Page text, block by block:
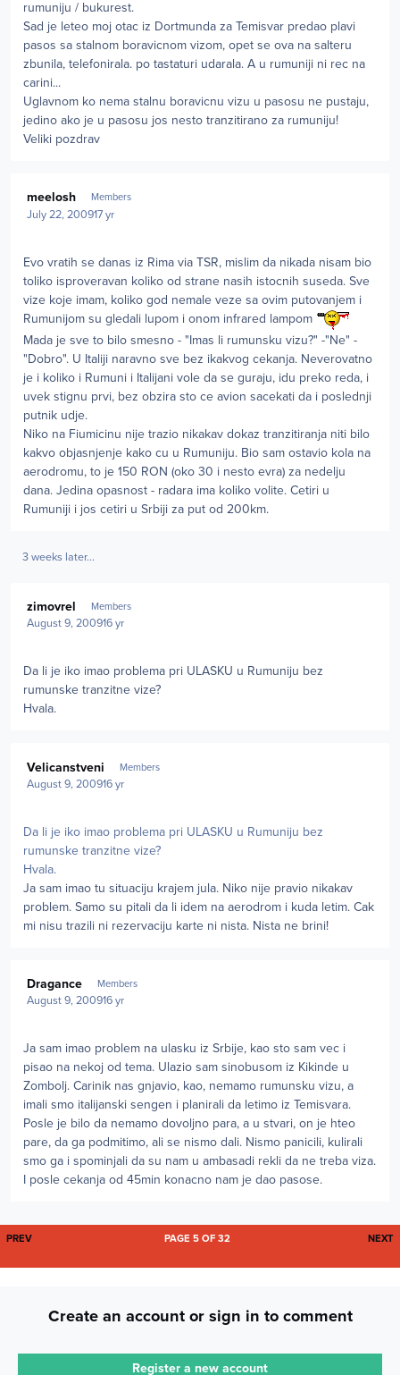
rumuniju / bukurest.
Sad je leteo moj otac iz Dortmunda za Temisvar predao plavi
pasos sa stalnom boravicnom vizom, opet se ova na salteru
zbunila, telefonirala. po tastaturi udarala. A u rumuniji ni rec na
carini...
Uglavnom ko nema stalnu boravicnu vizu u pasosu ne pustaju,
jedino ako je u pasosu jos nesto tranzitirano za rumuniju!
Veliki pozdrav
meelosh Members
July 22, 200917 yr
Evo vratih se danas iz Rima via TSR, mislim da nikada nisam bio
toliko isproveravan koliko od strane nasih istocnih suseda. Sve
vize koje imam, koliko god nemale veze sa ovim putovanjem i
Rumunijom su gledali lupom i onom infrared lampom
Mada je sve to bilo smesno - "Imas li rumunsku vizu?" -"Ne" -
"Dobro". U Italiji naravno sve bez ikakvog cekanja. Neverovatno
je i koliko i Rumuni i Italijani vole da se guraju, idu preko reda, i
uvek stignu prvi, bez obzira sto ce avion sacekati da i poslednji
putnik udje.
Niko na Fiumicinu nije trazio nikakav dokaz tranzitiranja niti bilo
kakvo objasnjenje kako cu u Rumuniju. Bio sam ostavio kola na
aerodromu, to je 150 RON (oko 30 i nesto evra) za nedelju
dana. Jedina opasnost - radara ima koliko volite. Cetiri u
Rumuniji i jos cetiri u Srbiji za put od 200km.
3 weeks later...
zimovrel Members
August 9, 200916 yr
Da li je iko imao problema pri ULASKU u Rumuniju bez
rumunske tranzitne vize?
Hvala.
Velicanstveni Members
August 9, 200916 yr
Da li je iko imao problema pri ULASKU u Rumuniju bez
rumunske tranzitne vize?
Hvala.
Ja sam imao tu situaciju krajem jula. Niko nije pravio nikakav
problem. Samo su pitali da li idem na aerodrom i kuda letim. Cak
mi nisu trazili ni rezervaciju karte ni nista. Nista ne brini!
Dragance Members
August 9, 200916 yr
Ja sam imao problem na ulasku iz Srbije, kao sto sam vec i
pisao na nekoj od tema. Ulazio sam sinobusom iz Kikinde u
Zombolj. Carinik nas gnjavio, kao, nemamo rumunsku vizu, a
imali smo italijanski sengen i planirali da letimo iz Temisvara.
Posle je bilo da nemamo dovoljno para, a u stvari, on je hteo
pare, da ga podmitimo, ali se nismo dali. Nismo panicili, kulirali
smo ga i spominjali da su nam u ambasadi rekli da ne treba viza.
I posle cekanja od 45min konacno nam je dao pasose.
FIRST PAGE
PREV NEXT
PAGE 5 OF 32
Create an account or sign in to comment
Register a new account